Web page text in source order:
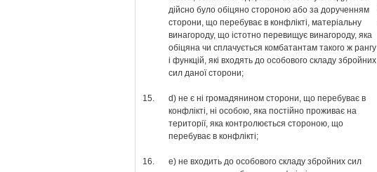
дійсно було обіцяно стороною або за дорученням
сторони, що перебуває в конфлікті, матеріальну
винагороду, що істотно перевищує винагороду, яка
обіцяна чи сплачується комбатантам такого ж рангу
і функцій, які входять до особового складу збройних
сил даної сторони;
15.
d) не є ні громадянином сторони, що перебуває в
конфлікті, ні особою, яка постійно проживає на
території, яка контролюється стороною, що
перебуває в конфлікті;
16.
е) не входить до особового складу збройних сил